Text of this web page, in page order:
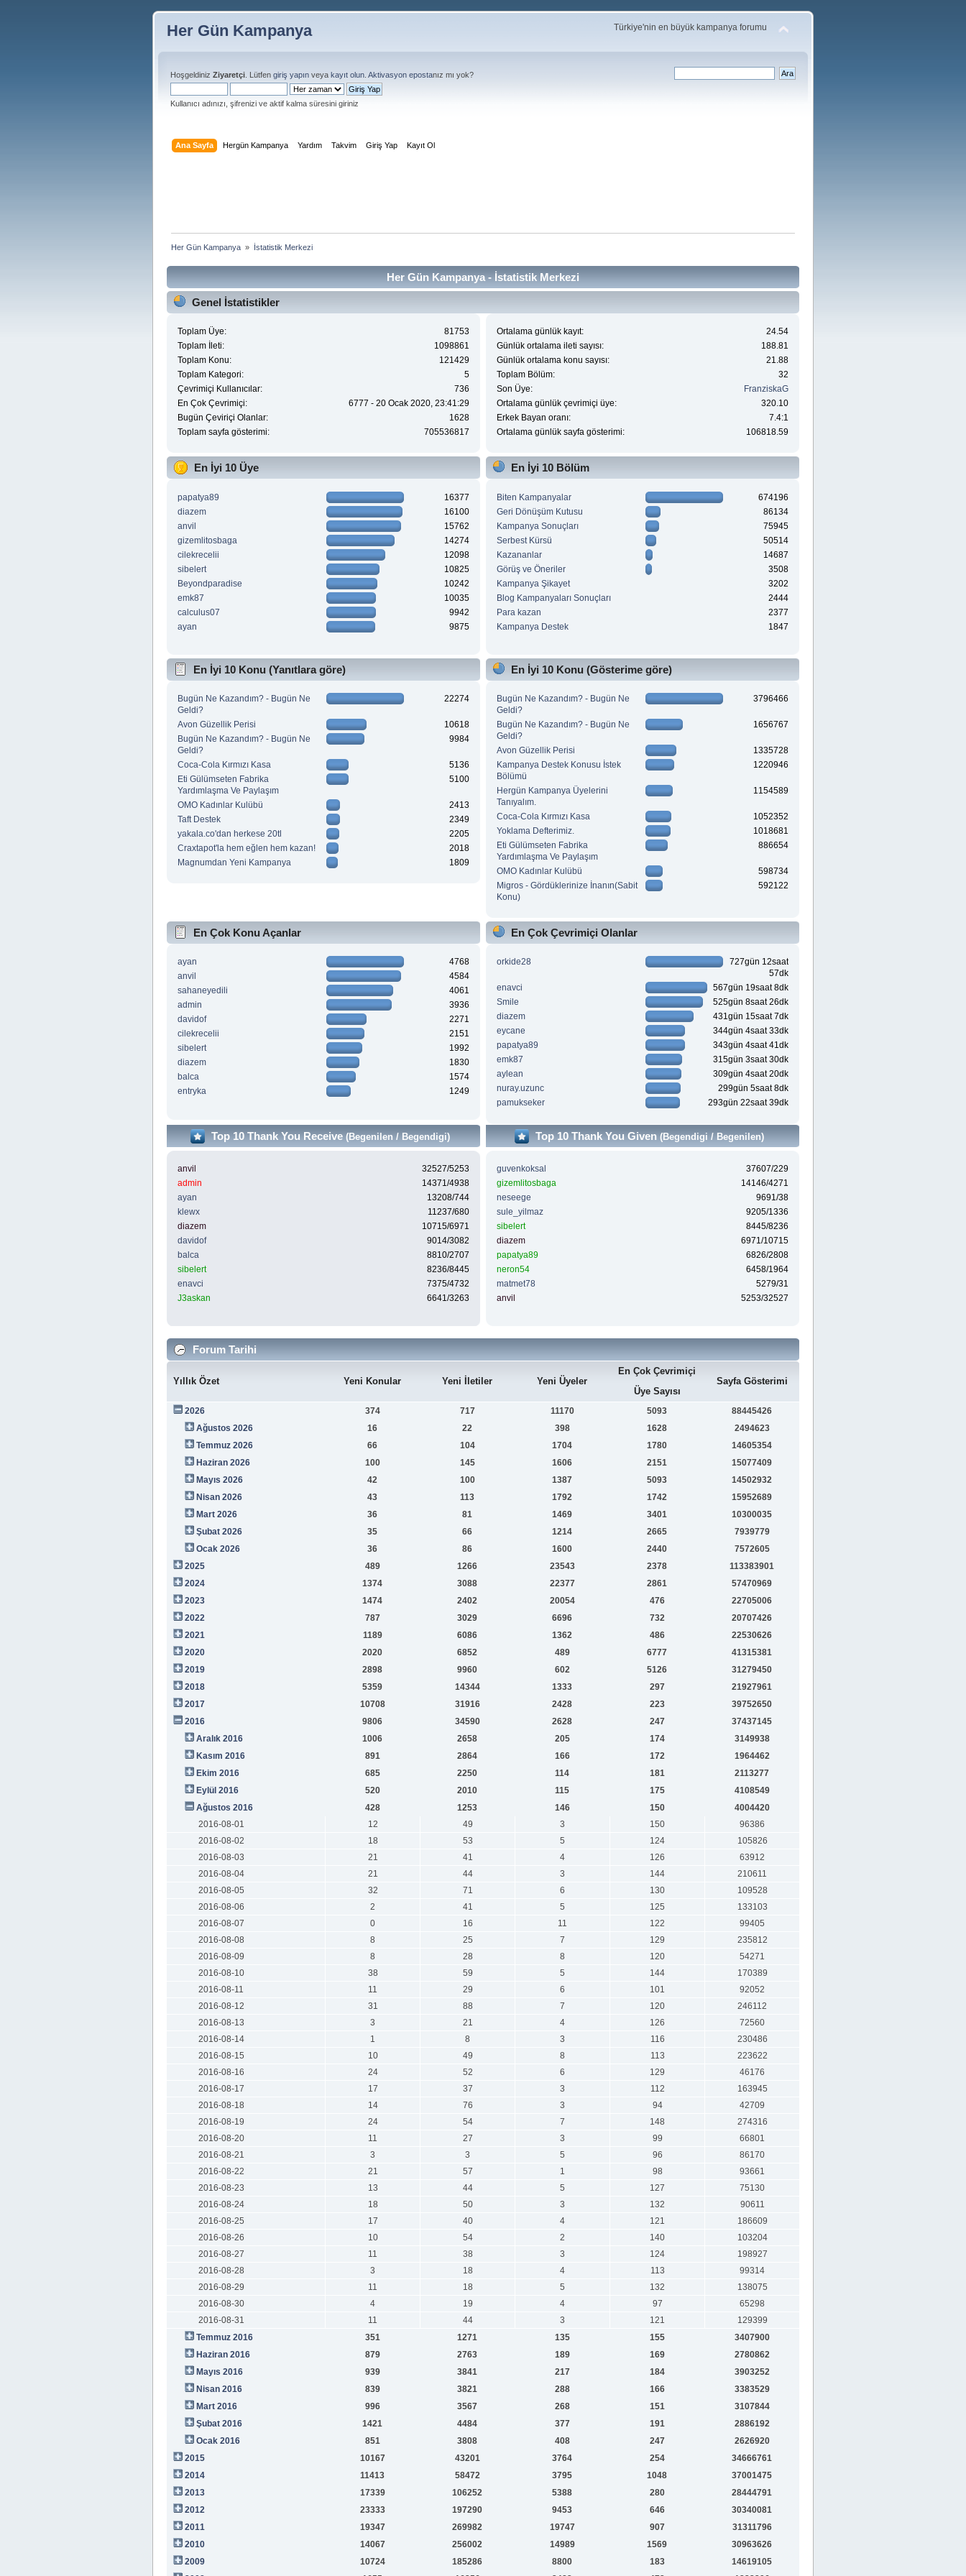
Her Gün Kampanya Türkiye'nin en büyük kampanya forumu
Hoşgeldiniz Ziyaretçi . Lütfen giriş yapın veya kayıt olun Aktivasyon epostanız mı yok?
Kullanıcı adınızı, şifrenizi ve aktif kalma süresini giriniz
Ana Sayfa Hergün Kampanya Yardım Takvim Giriş Yap Kayıt Ol
Her Gün Kampanya » İstatistik Merkezi
Her Gün Kampanya - İstatistik Merkezi
Genel İstatistikler
Toplam Üye:
81753
Toplam İleti:
1098861
Toplam Konu:
121429
Toplam Kategori:
5
Çevrimiçi Kullanıcılar:
736
En Çok Çevrimiçi:
6777 - 20 Ocak 2020, 23:41:29
Bugün Çeviriçi Olanlar:
1628
Toplam sayfa gösterimi:
705536817
Ortalama günlük kayıt:
24.54
Günlük ortalama ileti sayısı:
188.81
Günlük ortalama konu sayısı:
21.88
Toplam Bölüm:
32
Son Üye:
FranziskaG
Ortalama günlük çevrimiçi üye:
320.10
Erkek Bayan oranı:
7.4:1
Ortalama günlük sayfa gösterimi:
106818.59
En İyi 10 Üye
papatya89
16377
diazem
16100
anvil
15762
gizemlitosbaga
14274
cilekrecelii
12098
sibelert
10825
Beyondparadise
10242
emk87
10035
calculus07
9942
ayan
9875
En İyi 10 Bölüm
Biten Kampanyalar
674196
Geri Dönüşüm Kutusu
86134
Kampanya Sonuçları
75945
Serbest Kürsü
50514
Kazananlar
14687
Görüş ve Öneriler
3508
Kampanya Şikayet
3202
Blog Kampanyaları Sonuçları
2444
Para kazan
2377
Kampanya Destek
1847
En İyi 10 Konu (Yanıtlara göre)
Bugün Ne Kazandım? - Bugün Ne
Geldi?
22274
Avon Güzellik Perisi
10618
Bugün Ne Kazandım? - Bugün Ne
Geldi?
9984
Coca-Cola Kırmızı Kasa
5136
Eti Gülümseten Fabrika
Yardımlaşma Ve Paylaşım
5100
OMO Kadınlar Kulübü
2413
Taft Destek
2349
yakala.co'dan herkese 20tl
2205
Craxtapot'la hem eğlen hem kazan!
2018
Magnumdan Yeni Kampanya
1809
En İyi 10 Konu (Gösterime göre)
Bugün Ne Kazandım? - Bugün Ne
Geldi?
3796466
Bugün Ne Kazandım? - Bugün Ne
Geldi?
1656767
Avon Güzellik Perisi
1335728
Kampanya Destek Konusu İstek
Bölümü
1220946
Hergün Kampanya Üyelerini
Tanıyalım.
1154589
Coca-Cola Kırmızı Kasa
1052352
Yoklama Defterimiz.
1018681
Eti Gülümseten Fabrika
Yardımlaşma Ve Paylaşım
886654
OMO Kadınlar Kulübü
598734
Migros - Gördüklerinize İnanın(Sabit
Konu)
592122
En Çok Konu Açanlar
ayan
4768
anvil
4584
sahaneyedili
4061
admin
3936
davidof
2271
cilekrecelii
2151
sibelert
1992
diazem
1830
balca
1574
entryka
1249
En Çok Çevrimiçi Olanlar
orkide28
727gün 12saat
57dk
enavci
567gün 19saat 8dk
Smile
525gün 8saat 26dk
diazem
431gün 15saat 7dk
eycane
344gün 4saat 33dk
papatya89
343gün 4saat 41dk
emk87
315gün 3saat 30dk
aylean
309gün 4saat 20dk
nuray.uzunc
299gün 5saat 8dk
pamukseker
293gün 22saat 39dk
Top 10 Thank You Receive (Begenilen / Begendigi)
anvil
32527/5253
admin
14371/4938
ayan
13208/744
klewx
11237/680
diazem
10715/6971
davidof
9014/3082
balca
8810/2707
sibelert
8236/8445
enavci
7375/4732
J3askan
6641/3263
Top 10 Thank You Given(Begendigi / Begenilen)
guvenkoksal
37607/229
gizemlitosbaga
14146/4271
neseege
9691/38
sule_yilmaz
9205/1336
sibelert
8445/8236
diazem
6971/10715
papatya89
6826/2808
neron54
6458/1964
matmet78
5279/31
anvil
5253/32527
Forum Tarihi
Yıllık Özet Yeni Konular Yeni İletiler Yeni Üyeler
En Çok Çevrimiçi
Üye Sayısı
Sayfa Gösterimi
2026 374 717 11170 5093
88445426
Ağustos 2026
16 22 398 1628
2494623
Temmuz 2026
66 104 1704 1780
14605354
Haziran 2026
100 145 1606 2151
15077409
Mayıs 2026
42 100 1387 5093
14502932
Nisan 2026
43 113 1792 1742
15952689
Mart 2026
36 81 1469 3401
10300035
Şubat 2026
35 66 1214 2665
7939779
Ocak 2026
36 86 1600 2440
7572605
2025
489 1266 23543 2378
113383901
2024
1374 3088 22377 2861
57470969
2023
1474 2402 20054 476
22705006
2022
787 3029 6696 732
20707426
2021
1189 6086 1362 486
22530626
2020
2020 6852 489 6777
41315381
2019
2898 9960 602 5126
31279450
2018
5359 14344 1333 297
21927961
2017
10708 31916 2428 223
39752650
2016
9806 34590 2628 247
37437145
Aralık 2016
1006 2658 205 174
3149938
Kasım 2016
891 2864 166 172
1964462
Ekim 2016
685 2250 114 181
2113277
Eylül 2016
520 2010 115 175
4108549
Ağustos 2016
428 1253 146 150
4004420
2016-08-01
12 49 3 150
96386
2016-08-02
18 53 5 124
105826
2016-08-03
21 41 4 126
63912
2016-08-04
21 44 3 144
210611
2016-08-05
32 71 6 130
109528
2016-08-06
2 41 5 125
133103
2016-08-07
0 16 11 122
99405
2016-08-08
8 25 7 129
235812
2016-08-09
8 28 8 120
54271
2016-08-10
38 59 5 144
170389
2016-08-11
11 29 6 101
92052
2016-08-12
31 88 7 120
246112
2016-08-13
3 21 4 126
72560
2016-08-14
1 8 3 116
230486
2016-08-15
10 49 8 113
223622
2016-08-16
24 52 6 129
46176
2016-08-17
17 37 3 112
163945
2016-08-18
14 76 3 94
42709
2016-08-19
24 54 7 148
274316
2016-08-20
11 27 3 99
66801
2016-08-21
3 3 5 96
86170
2016-08-22
21 57 1 98
93661
2016-08-23
13 44 5 127
75130
2016-08-24
18 50 3 132
90611
2016-08-25
17 40 4 121
186609
2016-08-26
10 54 2 140
103204
2016-08-27
11 38 3 124
198927
2016-08-28
3 18 4 113
99314
2016-08-29
11 18 5 132
138075
2016-08-30
4 19 4 97
65298
2016-08-31
11 44 3 121
129399
Temmuz 2016
351 1271 135 155
3407900
Haziran 2016
879 2763 189 169
2780862
Mayıs 2016
939 3841 217 184
3903252
Nisan 2016
839 3821 288 166
3383529
Mart 2016
996 3567 268 151
3107844
Şubat 2016
1421 4484 377 191
2886192
Ocak 2016
851 3808 408 247
2626920
2015
10167 43201 3764 254
34666761
2014
11413 58472 3795 1048
37001475
2013
17339 106252 5388 280
28444791
2012
23333 197290 9453 646
30340081
2011
19347 269982 19747 907
31311796
2010
14067 256002 14989 1569
30963626
2009
10724 185286 8800 183
14619105